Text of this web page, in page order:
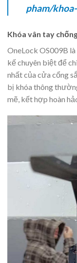
pham/
Khóa vân tay
OneLock OS009B
kế chuyên biệt để
nhất của cửa cổng
bị khóa thông
mẽ, kết hợp hoàn